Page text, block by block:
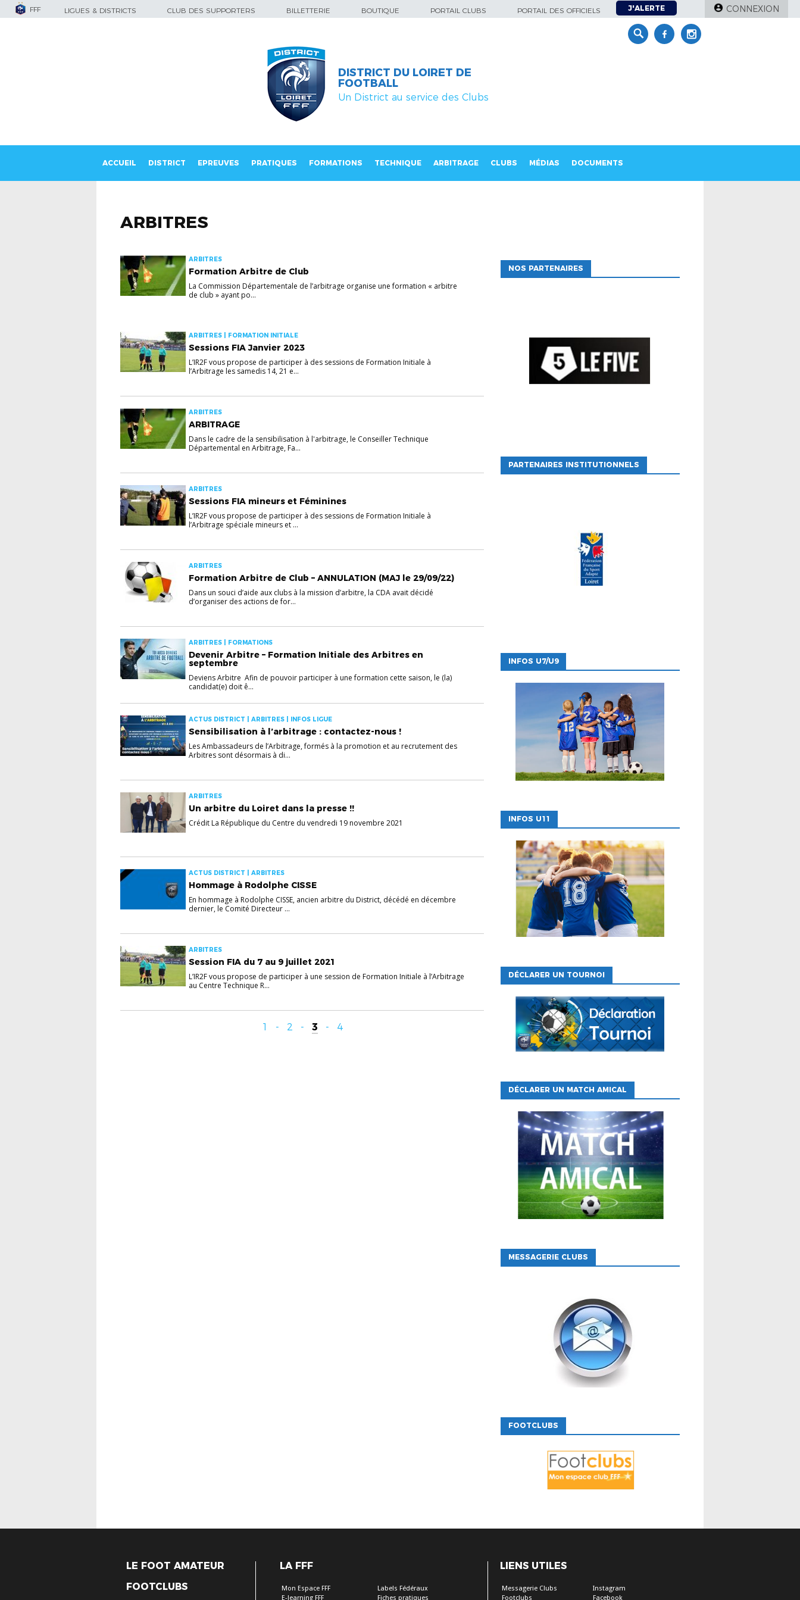
FFF LIGUES & DISTRICTS CLUB DES SUPPORTERS BILLETTERIE BOUTIQUE PORTAIL CLUBS PORTAIL DES OFFICIELS J'ALERTE CONNEXION
DISTRICT DU LOIRET DE
FOOTBALL
Un District au service des Clubs
ACCUEIL DISTRICT EPREUVES PRATIQUES FORMATIONS TECHNIQUE ARBITRAGE CLUBS MÉDIAS DOCUMENTS
ARBITRES
ARBITRES
Formation Arbitre de Club
La Commission Départementale de l’arbitrage organise une formation « arbitre
de club » ayant po...
ARBITRES | FORMATION INITIALE
Sessions FIA Janvier 2023
L’IR2F vous propose de participer à des sessions de Formation Initiale à
l’Arbitrage les samedis 14, 21 e...
ARBITRES
ARBITRAGE
Dans le cadre de la sensibilisation à l'arbitrage, le Conseiller Technique
Départemental en Arbitrage, Fa...
ARBITRES
Sessions FIA mineurs et Féminines
L’IR2F vous propose de participer à des sessions de Formation Initiale à
l’Arbitrage spéciale mineurs et ...
ARBITRES
Formation Arbitre de Club – ANNULATION (MAJ le 29/09/22)
Dans un souci d’aide aux clubs à la mission d’arbitre, la CDA avait décidé
d’organiser des actions de for...
ARBITRES | FORMATIONS
Devenir Arbitre – Formation Initiale des Arbitres en
septembre
Deviens Arbitre Afin de pouvoir participer à une formation cette saison, le (la)
candidat(e) doit ê...
ACTUS DISTRICT | ARBITRES | INFOS LIGUE
Sensibilisation à l’arbitrage : contactez-nous !
Les Ambassadeurs de l’Arbitrage, formés à la promotion et au recrutement des
Arbitres sont désormais à di...
ARBITRES
Un arbitre du Loiret dans la presse !!
Crédit La République du Centre du vendredi 19 novembre 2021
ACTUS DISTRICT | ARBITRES
Hommage à Rodolphe CISSE
En hommage à Rodolphe CISSE, ancien arbitre du District, décédé en décembre
dernier, le Comité Directeur ...
ARBITRES
Session FIA du 7 au 9 juillet 2021
L’IR2F vous propose de participer à une session de Formation Initiale à l’Arbitrage
au Centre Technique R...
1 - 2 - 3 - 4
NOS PARTENAIRES
PARTENAIRES INSTITUTIONNELS
INFOS U7/U9
INFOS U11
DÉCLARER UN TOURNOI
DÉCLARER UN MATCH AMICAL
MESSAGERIE CLUBS
FOOTCLUBS
LE FOOT AMATEUR
FOOTCLUBS
LA FFF
Mon Espace FFF
E-learning FFF
Labels Fédéraux
Fiches pratiques
LIENS UTILES
Messagerie Clubs
Footclubs
Instagram
Facebook